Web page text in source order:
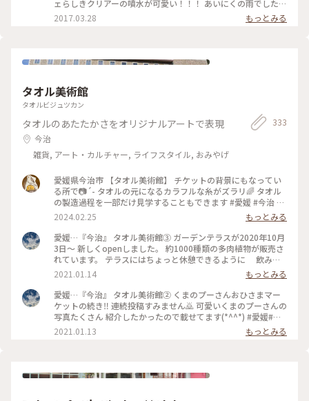
ェらしきクリアーの噴水が可愛い！！！ あいにくの雨でした
が綺麗な雰囲気に癒されました 併設のオシャレなカフェのテ
ラス席はこちらのお庭を見ながらティータイムを楽しめます😋
2017.03.28 もっとみる
タオル美術館
タオルビジュツカン
タオルのあたたかさをオリジナルアートで表現
今治
雑貨, アート・カルチャー, ライフスタイル, おみやげ
333
愛媛県今治市 【タオル美術館】 チケットの背景にもなってい
る所で📷´- タオルの元になるカラフルな糸がズラリ🌈 タオル
の製造過程を一部だけ見学することもできます #愛媛 #今治 #
タオル美術館
2024.02.25
もっとみる
愛媛…『今治』 タオル美術館➂ ガーデンテラスが2020年10月
3日〜 新しくopenしました。 約1000種類の多肉植物が販売さ
れています。 テラスにはちょっと休憩できるように 飲み物
も販売されてました。 たくさんの多肉植物の中から 1つ買って
帰りました😊 多肉植物の寄せ植えめちゃくちゃやりたい😊 今
度行った時はチャレンジしてみたいです(*^^*) いろんな種類が
あることにびっくりΣ('ω'ﾉ)ﾉ #愛媛#今治#タオル美術館#ガー
デンテラス #新しくオープン#多肉植物#愛媛ことりっぷ #写真
2021.01.14
もっとみる
愛媛…『今治』 タオル美術館➁ くまのプーさんおひさまマー
ケットの続き‼ 連続投稿すみません🙇 可愛いくまのプーさんの
写真たくさん 紹介したかったので載せてます(*^^*) #愛媛#今
治#タオル美術館#くまのプーさん #ディズニー#期間限定#愛媛
ことりっぷ
2021.01.13 もっとみる